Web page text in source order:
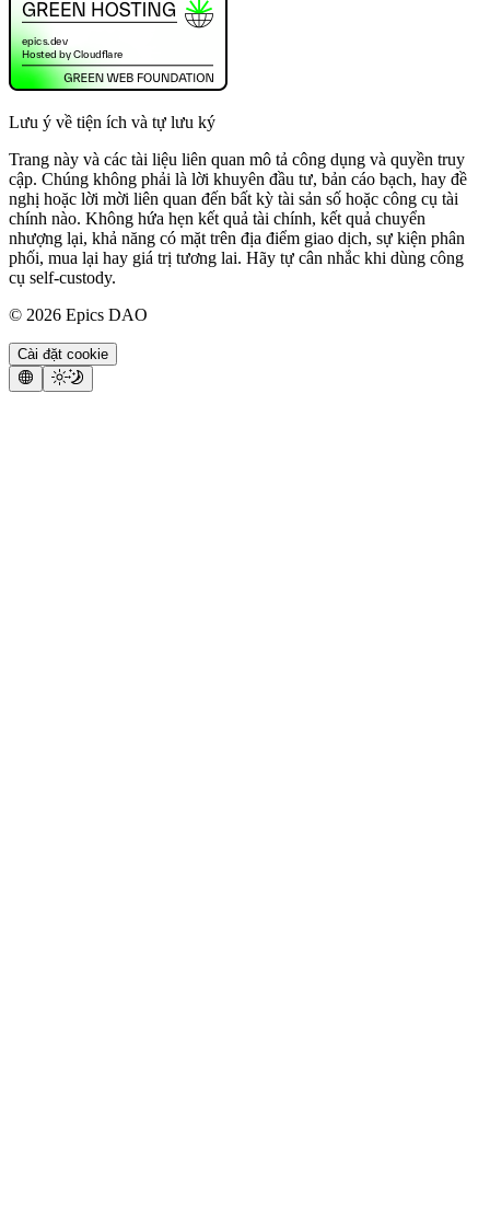
Lưu ý về tiện ích và tự lưu ký
Trang này và các tài liệu liên quan mô tả công dụng và quyền truy
cập. Chúng không phải là lời khuyên đầu tư, bản cáo bạch, hay đề
nghị hoặc lời mời liên quan đến bất kỳ tài sản số hoặc công cụ tài
chính nào. Không hứa hẹn kết quả tài chính, kết quả chuyển
nhượng lại, khả năng có mặt trên địa điểm giao dịch, sự kiện phân
phối, mua lại hay giá trị tương lai. Hãy tự cân nhắc khi dùng công
cụ self-custody.
© 2026 Epics DAO
Cài đặt cookie